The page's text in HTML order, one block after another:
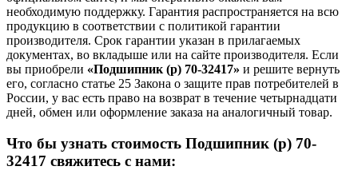
необходимую поддержку. Гарантия распространяется на всю
продукцию в соответствии с политикой гарантии
производителя. Срок гарантии указан в прилагаемых
документах, во вкладыше или на сайте производителя. Если
вы приобрели «Подшипник (р) 70-32417» и решите вернуть
его, согласно статье 25 Закона о защите прав потребителей в
России, у вас есть право на возврат в течение четырнадцати
дней, обмен или оформление заказа на аналогичный товар.
Что бы узнать стоимость Подшипник (р) 70-
32417 свяжитесь с нами: